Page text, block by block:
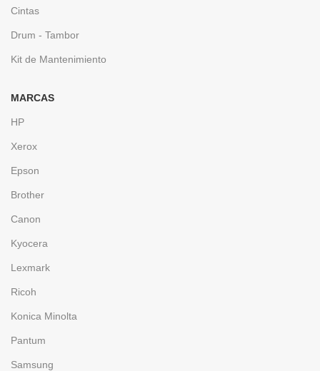
Cintas
Drum - Tambor
Kit de Mantenimiento
MARCAS
HP
Xerox
Epson
Brother
Canon
Kyocera
Lexmark
Ricoh
Konica Minolta
Pantum
Samsung